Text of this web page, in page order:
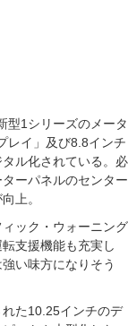
型1シリーズのメータ
レイ」及び8.8インチ
ル化されている。必
ーパネルのセンター
上。
ック・ウォーニング
支援機能も充実し
い味方になりそう
た10.25インチのデ